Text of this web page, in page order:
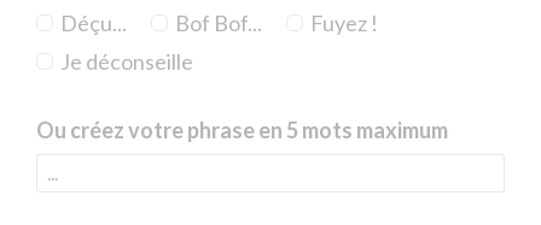
Déçu...
Bof Bof...
Fuyez !
Je déconseille
Ou créez votre phrase en 5 mots maximum